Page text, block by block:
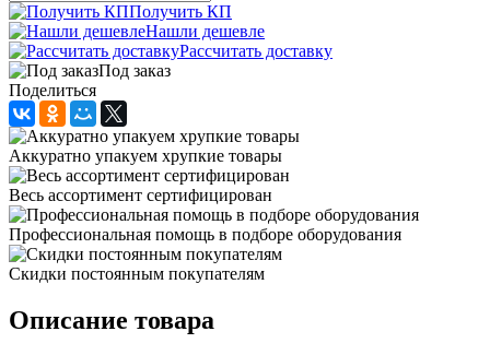
Получить КП
Нашли дешевле
Рассчитать доставку
Под заказ
Поделиться
Аккуратно упакуем хрупкие товары
Весь ассортимент сертифицирован
Профессиональная помощь в подборе оборудования
Скидки постоянным покупателям
Описание товара